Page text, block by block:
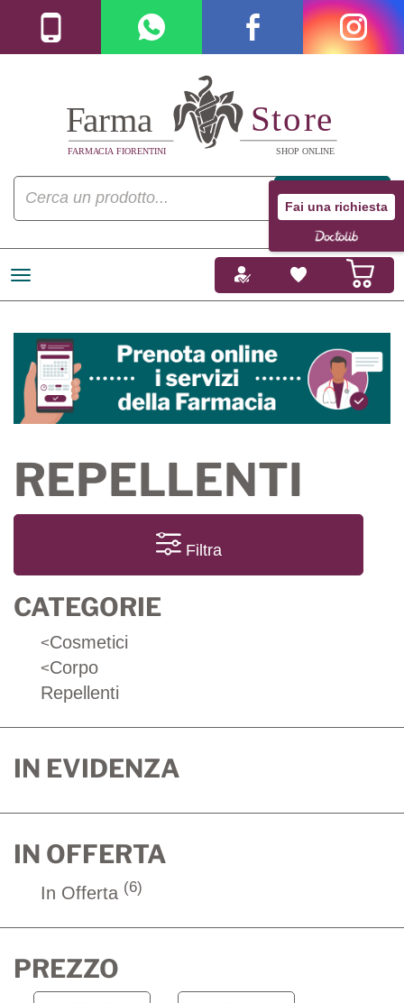
Fai una richiesta
REPELLENTI
Filtra
CATEGORIE
<Cosmetici
<Corpo
Repellenti
IN EVIDENZA
IN OFFERTA
In Offerta (6)
PREZZO
filtra
filtra